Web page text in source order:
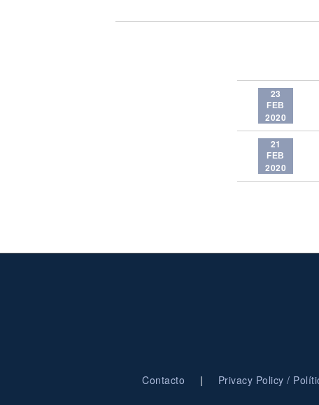
23
FEB
2020
21
FEB
2020
Contacto | Privacy Policy /